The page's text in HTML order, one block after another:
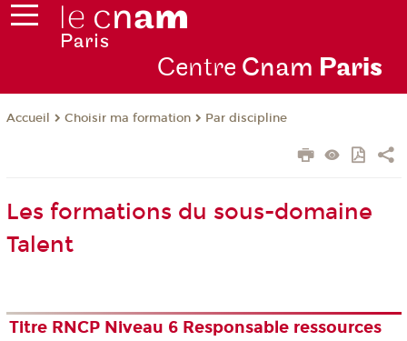
Centre Cnam Paris
Accueil Choisir ma formation Par discipline
Les formations du sous-domaine
Talent
Titre RNCP Niveau 6 Responsable ressources